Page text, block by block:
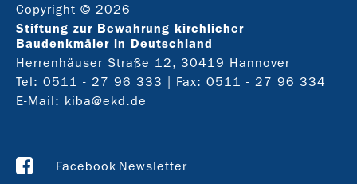
Copyright © 2026
Stiftung zur Bewahrung kirchlicher
Baudenkmäler in Deutschland
Herrenhäuser Straße 12, 30419 Hannover
Tel: 0511 - 27 96 333 | Fax: 0511 - 27 96 334
E-Mail: kiba@ekd.de
Facebook Newsletter